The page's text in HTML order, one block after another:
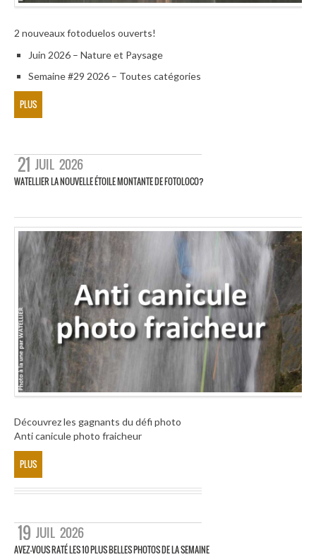
2 nouveaux fotoduelos ouverts!
Juin 2026 – Nature et Paysage
Semaine #29 2026 – Toutes catégories
PLUS
21 JUIL 2026
WATELLIER LA NOUVELLE ÉTOILE MONTANTE DE FOTOLOCO?
Découvrez les gagnants du défi photo
Anti canicule photo fraicheur
PLUS
19 JUIL 2026
AVEZ-VOUS RATÉ LES 10 PLUS BELLES PHOTOS DE LA SEMAINE